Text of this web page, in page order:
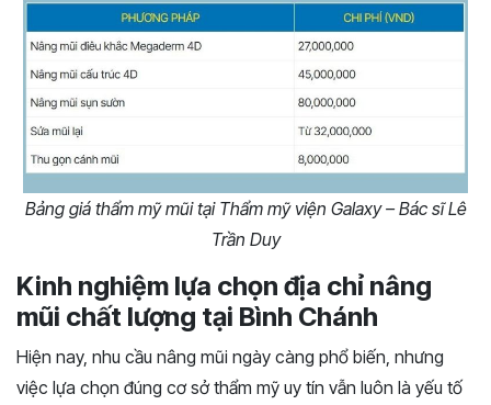
Bảng giá thẩm mỹ mũi tại Thẩm mỹ viện Galaxy – Bác sĩ Lê
Trần Duy
Kinh nghiệm lựa chọn địa chỉ nâng
mũi chất lượng tại Bình Chánh
Hiện nay, nhu cầu nâng mũi ngày càng phổ biến, nhưng
việc lựa chọn đúng cơ sở thẩm mỹ uy tín vẫn luôn là yếu tố